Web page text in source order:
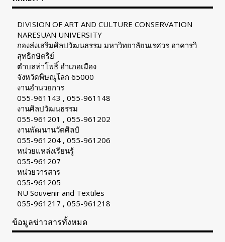
DIVISION OF ART AND CULTURE CONSERVATION
NARESUAN UNIVERSITY
กองส่งเสริมศิลปวัฒนธรรม มหาวิทยาลัยนเรศวร อาคารวิ
สุทธิกษัตริย์
ตำบลท่าโพธิ์ อำเภอเมือง
จังหวัดพิษณุโลก 65000
งานอำนวยการ
055-961143 , 055-961148
งานศิลปวัฒนธรรม
055-961201 , 055-961202
งานพัฒนานวัตศิลป์
055-961204 , 055-961206
หน่วยแหล่งเรียนรู้
055-961207
หน่วยวารสาร
055-961205
NU Souvenir and Textiles
055-961217 , 055-961218
ข้อมูลข่าวสารทั้งหมด